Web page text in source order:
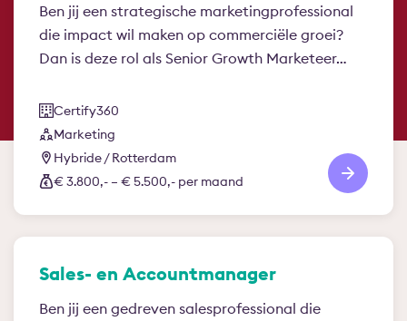
Ben jij een strategische marketingprofessional
die impact wil maken op commerciële groei?
Dan is deze rol als Senior Growth Marketeer…
Certify360
Marketing
Hybride / Rotterdam
€ 3.800,- – € 5.500,- per maand
Sales- en Accountmanager
Ben jij een gedreven salesprofessional die